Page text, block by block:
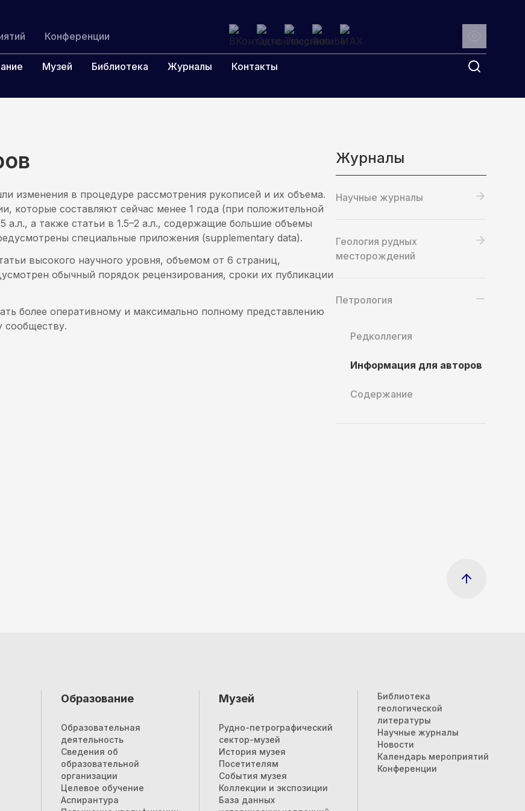
Конференции
Музей Библиотека Журналы Контакты Поиск
изменения в процедуре рассмотрения рукописей и их объема.
которые составляют сейчас менее 1 года (при положительной
а также статьи в 1.5–2 а.л., содержащие большие объемы
специальные приложения (supplementary data).
высокого научного уровня, объемом от 6 страниц,
обычный порядок рецензирования, сроки их публикации
более оперативному и максимально полному представлению
сообществу.
Журналы
Научные журналы
Геология рудных
месторождений
Петрология
Редколлегия
Информация для авторов
Содержание
Образование
Образовательная
деятельность
Сведения об
образовательной
организации
Целевое обучение
Аспирантура
Музей
Рудно-петрографический
сектор-музей
История музея
Посетителям
События музея
Коллекции и экспозиции
База данных
Библиотека
геологической
литературы
Научные журналы
Новости
Календарь мероприятий
Конференции